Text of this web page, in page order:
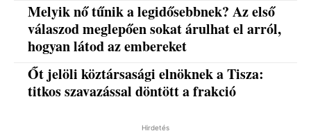
Melyik nő tűnik a legidősebbnek? Az első
válaszod meglepően sokat árulhat el arról,
hogyan látod az embereket
Őt jelöli köztársasági elnöknek a Tisza:
titkos szavazással döntött a frakció
Hirdetés